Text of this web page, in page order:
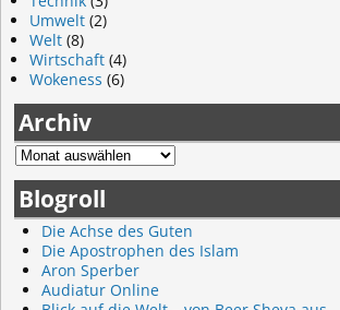
Umwelt (2)
Welt (8)
Wirtschaft (4)
Wokeness (6)
Archiv
Blogroll
Die Achse des Guten
Die Apostrophen des Islam
Aron Sperber
Audiatur Online